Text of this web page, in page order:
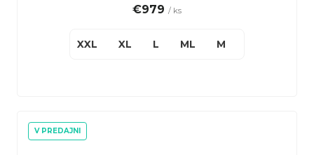
€979 / ks
XXL XL L ML M
V PREDAJNI